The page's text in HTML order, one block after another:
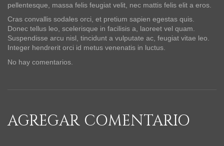
pellentesque, massa felis feugiat velit, nec mattis felis elit a eros.
Cras convallis sodales orci, et pretium sapien egestas quis.
Donec tellus leo, scelerisque in facilisis a, laoreet vel quam.
Suspendisse arcu nisl, tincidunt a vulputate ac, feugiat vitae leo.
Integer hendrerit orci id metus venenatis in luctus.
No hay comentarios.
AGREGAR COMENTARIO